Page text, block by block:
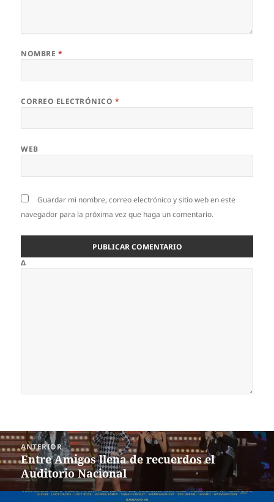
NOMBRE *
CORREO ELECTRÓNICO *
WEB
Guardar mi nombre, correo electrónico y sitio web en este
navegador para la próxima vez que haga un comentario.
Δ
Navegación
de
entradas
ANTERIOR
Entrada
anterior:
Entre Amigos llena de recuerdos el
Auditorio Nacional